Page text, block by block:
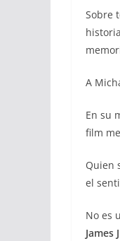
Sobre
A
En su
film
Quien
el
No es
James